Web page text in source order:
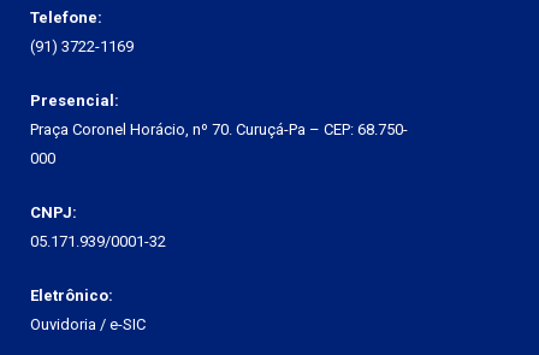
Telefone:
(91) 3722-1169
Presencial:
Praça Coronel Horácio, nº 70. Curuçá-Pa – CEP: 68.750-
000
CNPJ:
05.171.939/0001-32
Eletrônico:
Ouvidoria / e-SIC